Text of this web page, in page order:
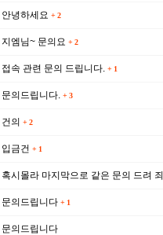
안녕하세요 + 2
지엠님~ 문의요 + 2
접속 관련 문의 드립니다. + 1
문의드립니다. + 3
건의 + 2
입금건 + 1
혹시몰라 마지막으로 같은 문의 드려
문의드립니다 + 1
문의드립니다